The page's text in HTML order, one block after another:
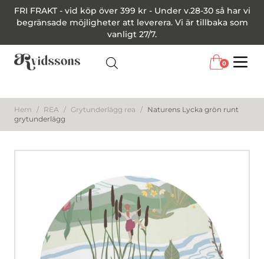
FRI FRAKT - vid köp över 399 kr - Under v.28-30 så har vi
begränsade möjligheter att leverera. Vi är tillbaka som
vanligt 27/7.
0
Hem / REA / Grytunderlägg rea / Naturens Lycka grön runt
grytunderlägg